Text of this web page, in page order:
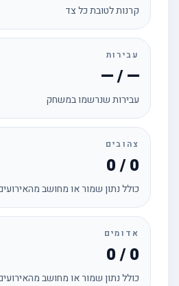
קרנות לטובת כל צד
עבירות
— / —
עבירות שנרשמו במשחק
צהובים
0 / 0
כולל נתון שמור או מחושב מהאירועים
אדומים
0 / 0
כולל נתון שמור או מחושב מהאירועים